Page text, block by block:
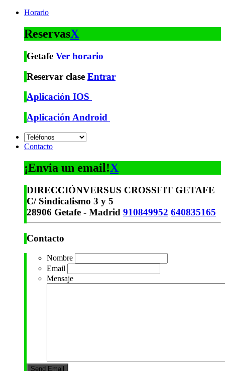
Horario
ReservasX
Getafe Ver horario
Reservar clase Entrar
Aplicación IOS
Aplicación Android
Contacto
¡Envia un email!X
DIRECCIÓNVERSUS CROSSFIT GETAFE
C/ Sindicalismo 3 y 5
28906 Getafe - Madrid 910849952 640835165
Contacto
Nombre
Email
Mensaje